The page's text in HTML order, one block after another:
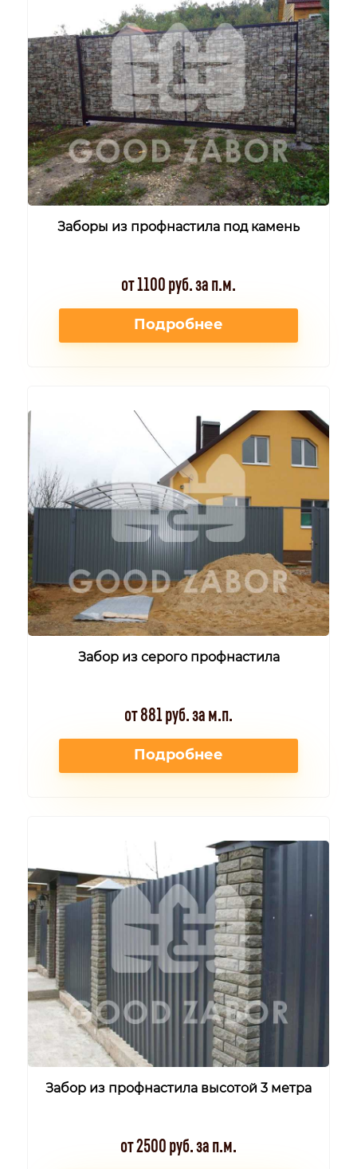
Заборы из профнастила под камень
от 1100 руб. за п.м.
Подробнее
Забор из серого профнастила
от 881 руб. за м.п.
Подробнее
Забор из профнастила высотой 3 метра
от 2500 руб. за п.м.